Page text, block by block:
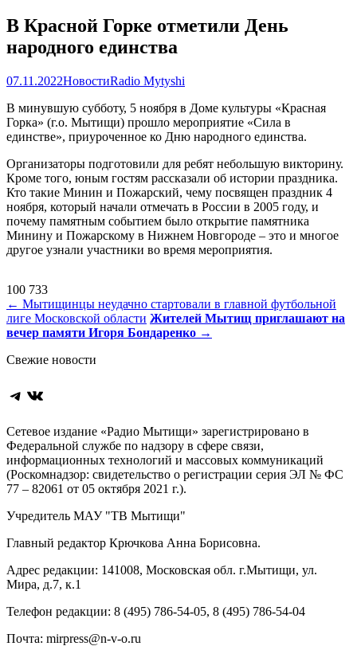
В Красной Горке отметили День
народного единства
07.11.2022НовостиRadio Mytyshi
В минувшую субботу, 5 ноября в Доме культуры «Красная
Горка» (г.о. Мытищи) прошло мероприятие «Сила в
единстве», приуроченное ко Дню народного единства.
Организаторы подготовили для ребят небольшую викторину.
Кроме того, юным гостям рассказали об истории праздника.
Кто такие Минин и Пожарский, чему посвящен праздник 4
ноября, который начали отмечать в России в 2005 году, и
почему памятным событием было открытие памятника
Минину и Пожарскому в Нижнем Новгороде – это и многое
другое узнали участники во время мероприятия.
100 733
Навигация
по
← Мытищинцы неудачно стартовали в главной футбольной
лиге Московской области Жителей Мытищ приглашают на
вечер памяти Игоря Бондаренко →
Свежие новости
Telegram
ВКонтакте
Сетевое издание «Радио Мытищи» зарегистрировано в
Федеральной службе по надзору в сфере связи,
информационных технологий и массовых коммуникаций
(Роскомнадзор: свидетельство о регистрации серия ЭЛ № ФС
77 – 82061 от 05 октября 2021 г.).
Учредитель МАУ "ТВ Мытищи"
Главный редактор Крючкова Анна Борисовна.
Адрес редакции: 141008, Московская обл. г.Мытищи, ул.
Мира, д.7, к.1
Телефон редакции: 8 (495) 786-54-05, 8 (495) 786-54-04
Почта: mirpress@n-v-o.ru